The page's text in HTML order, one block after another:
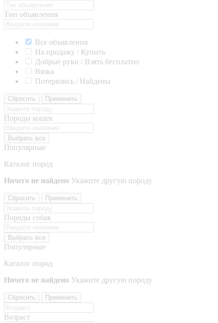
Тип объявления
Все объявления
На продажу / Купить
Добрые руки / Взять бесплатно
Вязка
Потерялись / Найдены
Сбросить Применить
Породы кошек
Выбрать все
Популярные
Каталог пород
Ничего не найдено Укажите другую породу
Сбросить Применить
Породы собак
Выбрать все
Популярные
Каталог пород
Ничего не найдено Укажите другую породу
Сбросить Применить
Возраст